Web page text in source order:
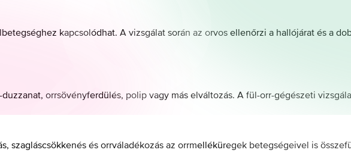
kapcsolódhat. A vizsgálat során az orvos ellenőrzi a hallójárat és a
orrsövényferdülés, polip vagy más elváltozás. A fül-orr-gégészeti
szagláscsökkenés és orrváladékozás az orrmelléküregek betegségeivel is